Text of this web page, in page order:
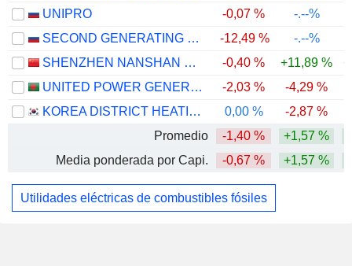
UNIPRO
-0,07 %
-.--%
SECOND GENERATING COMPANY OF THE ELECTRIC POWER WHOLESALE MARKET
-12,49 %
-.--%
SHENZHEN NANSHAN POWER CO., LTD.
-0,40 % +11,89 %
UNITED POWER GENERATION & DISTRIBUTION COMPANY LTD.
-2,03 % -4,29 %
KOREA DISTRICT HEATING CORP.
0,00 % -2,87 %
Promedio
-1,40 % +1,57 %
Media ponderada por Capi.
-0,67 % +1,57 %
Utilidades eléctricas de combustibles fósiles